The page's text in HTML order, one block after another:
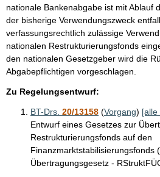
nationale Bankenabgabe ist mit Ablauf
der bisherige Verwendungszweck
verfassungsrechtlich zulässige
nationalen Restrukturierungsfonds
den nationalen Gesetzgeber wird die
Abgabepflichtigen vorgeschlagen.
Zu Regelungsentwurf:
BT-Drs. 20/13158 (Vorgang) [alle
Entwurf eines Gesetzes zur
Restrukturierungsfonds auf den
Finanzmarktstabilisierungsfonds
Übertragungsgesetz -